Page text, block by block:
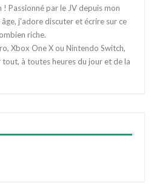
Passionné par le JV depuis mon
âge, j'adore discuter et écrire sur ce
riche.
Xbox One X ou Nintendo Switch,
tout, à toutes heures du jour et de la